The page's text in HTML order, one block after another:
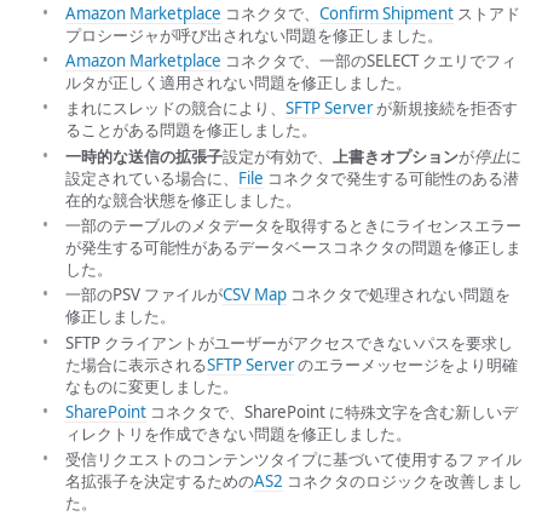
Amazon Marketplace コネクタで、 Confirm Shipment ストアド
プロシージャが呼び出されない問題を修正しました。
Amazon Marketplace コネクタで、一部のSELECT クエリでフィ
ルタが正しく適用されない問題を修正しました。
まれにスレッドの競合により、 SFTP Serverが新規接続を拒否す
ることがある問題を修正しました。
一時的な送信の拡張子設定が有効で、 上書きオプションが停止に
設定されている場合に、 File コネクタで発生する可能性のある潜
在的な競合状態を修正しました。
一部のテーブルのメタデータを取得するときにライセンスエラー
が発生する可能性があるデータベースコネクタの問題を修正しま
した。
一部のPSV ファイルがCSV Map コネクタで処理されない問題を
修正しました。
SFTP クライアントがユーザーがアクセスできないパスを要求し
た場合に表示されるSFTP Serverのエラーメッセージをより明確
なものに変更しました。
SharePoint コネクタで、SharePoint に特殊文字を含む新しいデ
ィレクトリを作成できない問題を修正しました。
受信リクエストのコンテンツタイプに基づいて使用するファイル
名拡張子を決定するためのAS2 コネクタのロジックを改善しまし
た。